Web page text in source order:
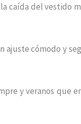
caída del vestido
ajuste cómodo y
y veranos que